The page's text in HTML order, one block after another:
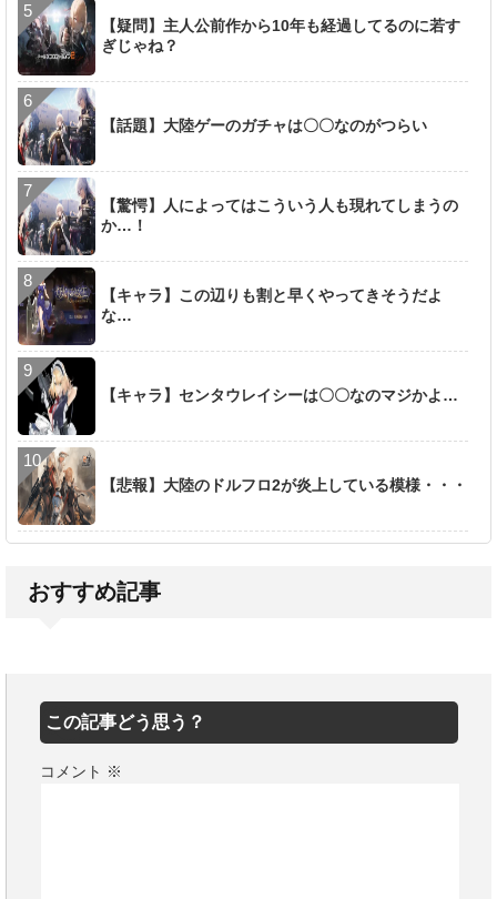
【疑問】主人公前作から10年も経過してるのに若す
ぎじゃね？
【話題】大陸ゲーのガチャは〇〇なのがつらい
【驚愕】人によってはこういう人も現れてしまうの
か…！
【キャラ】この辺りも割と早くやってきそうだよ
な…
【キャラ】センタウレイシーは〇〇なのマジかよ…
【悲報】大陸のドルフロ2が炎上している模様・・・
おすすめ記事
この記事どう思う？
コメント ※